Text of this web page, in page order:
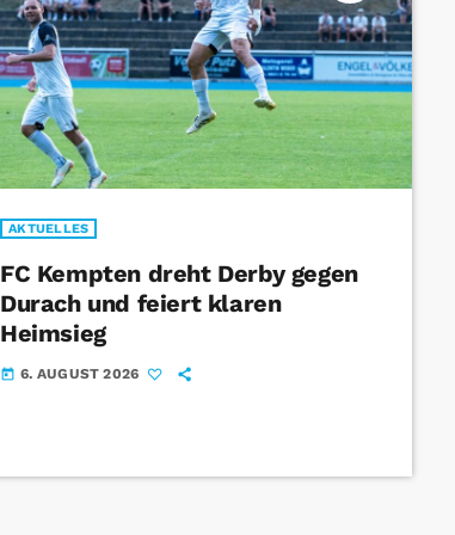
AKTUELLES
FC Kempten dreht Derby gegen
Durach und feiert klaren
Heimsieg
today 6. AUGUST 2026